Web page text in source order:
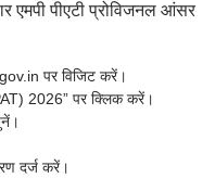
एमपी पीएटी प्रोविजनल आंसर
पर विजिट करें।
2026” पर क्लिक करें।
दर्ज करें।